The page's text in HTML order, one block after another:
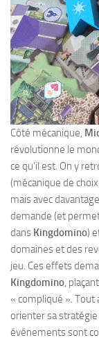
Côté mécanique,
révolutionne le
ce qu’il est. On y
(mécanique de
mais avec
demande (et
dans Kingdomino)
domaines et des
jeu. Ces effets
Kingdomino, plaçant
« compliqué ». Tout
orienter sa
événements sont